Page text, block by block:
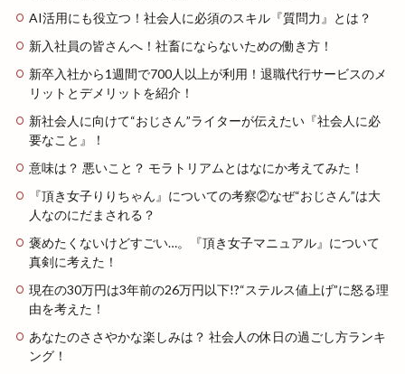
AI活用にも役立つ！社会人に必須のスキル『質問力』とは？
新入社員の皆さんへ！社畜にならないための働き方！
新卒入社から1週間で700人以上が利用！退職代行サービスのメ
リットとデメリットを紹介！
新社会人に向けて“おじさん”ライターが伝えたい『社会人に必
要なこと』！
意味は？ 悪いこと？ モラトリアムとはなにか考えてみた！
『頂き女子りりちゃん』についての考察②なぜ“おじさん”は大
人なのにだまされる？
褒めたくないけどすごい…。『頂き女子マニュアル』について
真剣に考えた！
現在の30万円は3年前の26万円以下!?“ステルス値上げ”に怒る理
由を考えた！
あなたのささやかな楽しみは？ 社会人の休日の過ごし方ランキ
ング！